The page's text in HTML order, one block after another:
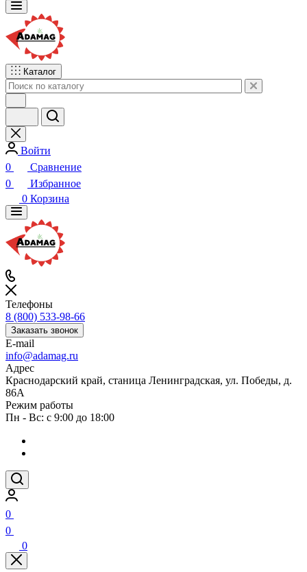
Каталог
0
Сравнение
0
Избранное
Корзина
Телефоны
8 (800) 533-98-66
Заказать звонок
E-mail
info@adamag.ru
Адрес
Краснодарский край, станица Ленинградская, ул. Победы, д.
86А
Режим работы
Пн - Вс: с 9:00 до 18:00
0
0